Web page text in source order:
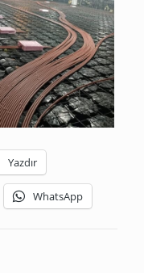
Yazdır
WhatsApp